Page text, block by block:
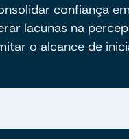
confiança
lacunas na
o alcance de